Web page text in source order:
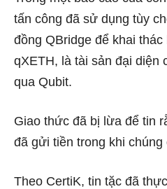
tấn công đã sử dụng tùy
đồng QBridge để khai
qXETH, là tài sản đại diện
qua Qubit.
Giao thức đã bị lừa để tin
đã gửi tiền trong khi
Theo CertiK, tin tặc đã